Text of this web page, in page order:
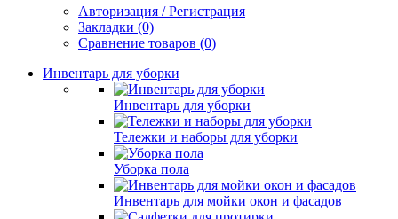
Авторизация / Регистрация
Закладки (0)
Сравнение товаров (0)
Инвентарь для уборки
Инвентарь для уборки
Тележки и наборы для уборки
Уборка пола
Инвентарь для мойки окон и фасадов